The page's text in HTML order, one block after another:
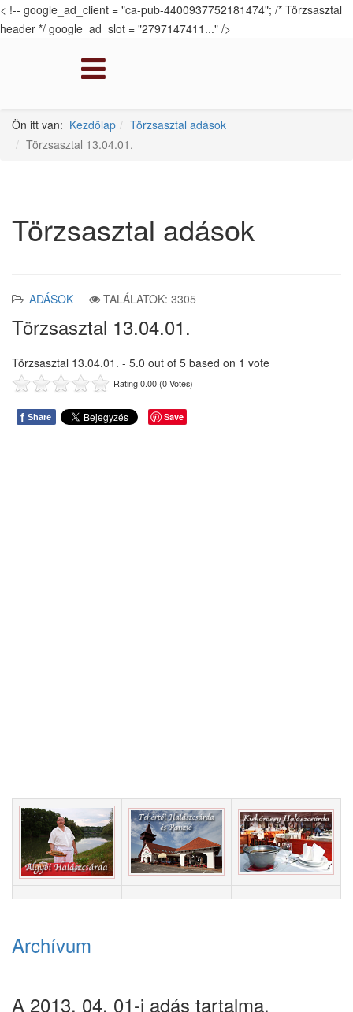
< !-- google_ad_client = "ca-pub-4400937752181474"; /* Törzsasztal
header */ google_ad_slot = "2797147411..." />
Ön itt van: Kezdőlap
Törzsasztal adások
Törzsasztal 13.04.01.
Törzsasztal adások
ADÁSOK TALÁLATOK: 3305
Törzsasztal 13.04.01.
Törzsasztal 13.04.01. - 5.0 out of 5 based on 1 vote
Rating 0.00 (0 Votes)
f Share Save
Archívum
A 2013. 04. 01-i adás tartalma.